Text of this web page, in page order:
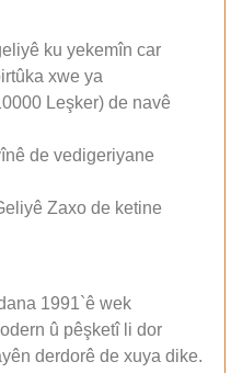
ku yekemîn car
xwe ya
Leşker) de navê
de vedigeriyane
Zaxo de ketine
1991`ê wek
û pêşketî li dor
derdorê de xuya dike.